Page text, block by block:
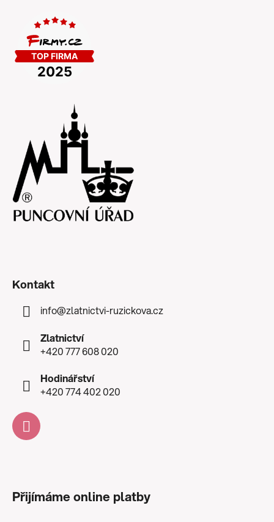
Kontakt
info@zlatnictvi-ruzickova.cz
Zlatnictví
+420 777 608 020
Hodinářství
+420 774 402 020
Přijímáme online platby